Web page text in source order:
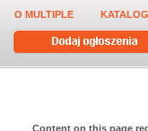
O MULTIPLE
Content on this page